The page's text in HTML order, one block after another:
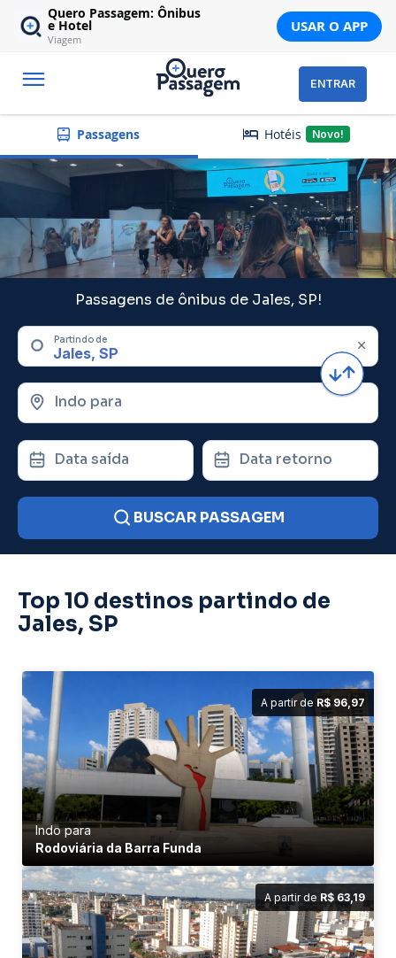
Quero Passagem: Ônibus
e Hotel
Viagem
USAR O APP
ENTRAR
Passagens Hotéis Novo!
Passagens de ônibus de Jales, SP!
Partindo de
Indo para
Data saída Data retorno
BUSCAR PASSAGEM
Top 10 destinos partindo de
Jales, SP
A partir de R$ 96,97
Indo para
Rodoviária da Barra Funda
A partir de R$ 63,19